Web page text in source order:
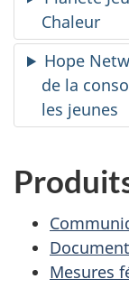
Chaleur
Hope
de la
les jeunes
Mesures